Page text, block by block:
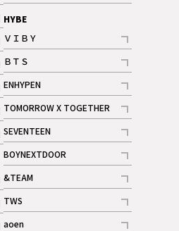
記事
HYBE
ＶＩＢＹ
記事
ＢＴＳ
記事
ENHYPEN
記事
TOMORROW X TOGETHER
記事
ギャラリー
SEVENTEEN
記事
BOYNEXTDOOR
記事
&TEAM
記事
TWS
記事
aoen